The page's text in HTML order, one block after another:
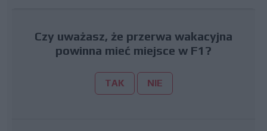
Czy uważasz, że przerwa wakacyjna
powinna mieć miejsce w F1?
TAK NIE